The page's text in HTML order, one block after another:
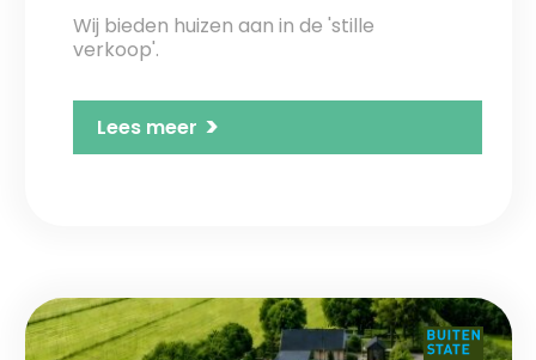
Wij bieden huizen aan in de 'stille
verkoop'.
Lees meer >